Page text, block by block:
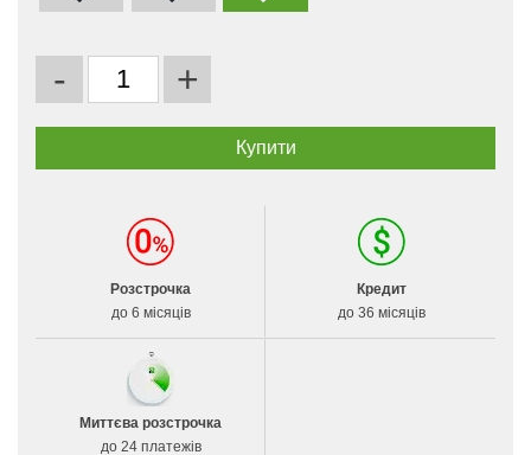
- +
Розстрочка
до 6 місяців
Кредит
до 36 місяців
Миттєва розстрочка
до 24 платежів